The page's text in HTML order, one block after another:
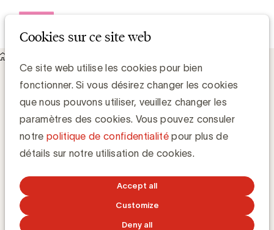
Cookies sur ce site web
Ce site web utilise les cookies pour bien
fonctionner. Si vous désirez changer les cookies
que nous pouvons utiliser, veuillez changer les
paramètres des cookies. Vous pouvez consuler
notre politique de confidentialitépour plus de
détails sur notre utilisation de cookies.
Accept all
Customize
Deny all
Responsible AI for advertisers
Comment les marques peuvent-elles utiliser
l’intelligence artificielle de manière créative, sûre et
efficace sans compromettre la confiance, la
Master Class